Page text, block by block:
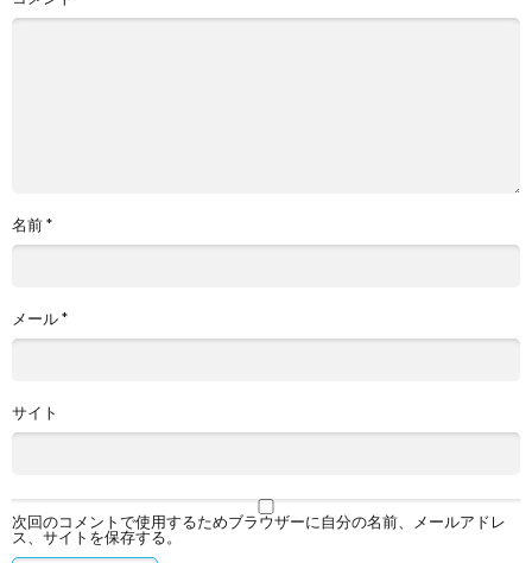
名前*
メール*
サイト
次回のコメントで使用するためブラウザーに自分の名前、メールアドレ
ス、サイトを保存する。